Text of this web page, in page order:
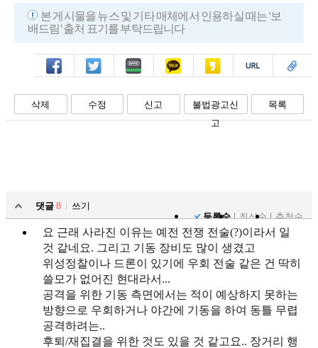
본 게시물을 뉴스 및 기타 매체에서 인용하실 때는 '보
배드림' 출처 표기를 부탁드립니다
페북 트윗 밴드 카톡 카스 복사 스크랩
삭제 수정 신고
불법광고신
고
목록
댓글 8
쓰기
등록순
최신순 추천순
요 근래 사라진 이유는 예전 전쟁 전술(?)이라서 일
것 같네요. 그리고 기동 장비도 많이 생겼고
위성정찰이나 드론이 있기에 우회 전술 같은 건 딱히
쓸모가 없어진 현대라서...
공격을 위한 기동 측면에서는 적이 예상하지 못하는
방향으로 우회하거나 야간에 기동을 하여 동틀 무렵
공격하려는..
후퇴/재집결을 위한 것도 있을 것 같고요.. 장거리 행